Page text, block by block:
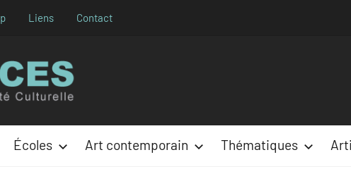
Liens Contact
Écoles Art contemporain Thématiques